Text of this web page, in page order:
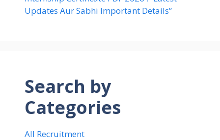
Updates Aur Sabhi Important Details”
Search by
Categories
All Recruitment